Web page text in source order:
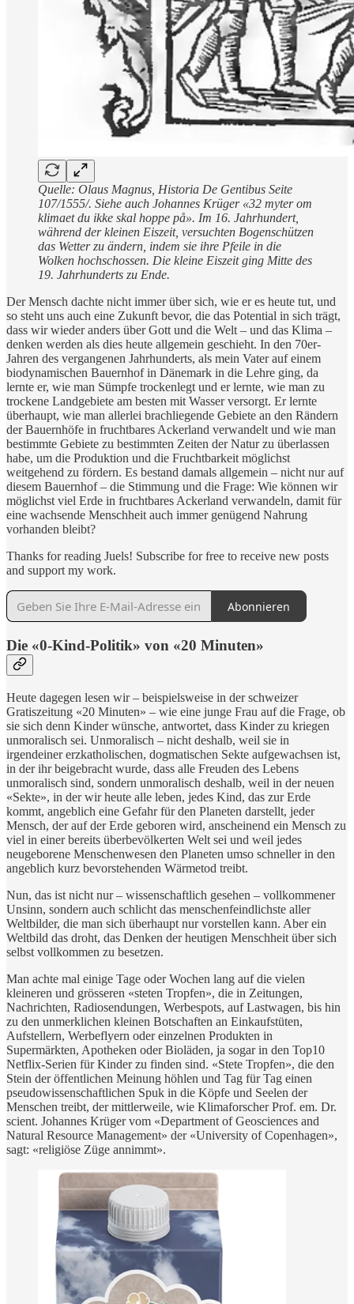
Quelle: Olaus Magnus, Historia De Gentibus Seite
107/1555/. Siehe auch Johannes Krüger «32 myter om
klimaet du ikke skal hoppe på». Im 16. Jahrhundert,
während der kleinen Eiszeit, versuchten Bogenschützen
das Wetter zu ändern, indem sie ihre Pfeile in die
Wolken hochschossen. Die kleine Eiszeit ging Mitte des
19. Jahrhunderts zu Ende.
Der Mensch dachte nicht immer über sich, wie er es heute tut, und
so steht uns auch eine Zukunft bevor, die das Potential in sich trägt,
dass wir wieder anders über Gott und die Welt – und das Klima –
denken werden als dies heute allgemein geschieht. In den 70er-
Jahren des vergangenen Jahrhunderts, als mein Vater auf einem
biodynamischen Bauernhof in Dänemark in die Lehre ging, da
lernte er, wie man Sümpfe trockenlegt und er lernte, wie man zu
trockene Landgebiete am besten mit Wasser versorgt. Er lernte
überhaupt, wie man allerlei brachliegende Gebiete an den Rändern
der Bauernhöfe in fruchtbares Ackerland verwandelt und wie man
bestimmte Gebiete zu bestimmten Zeiten der Natur zu überlassen
habe, um die Produktion und die Fruchtbarkeit möglichst
weitgehend zu fördern. Es bestand damals allgemein – nicht nur auf
diesem Bauernhof – die Stimmung und die Frage: Wie können wir
möglichst viel Erde in fruchtbares Ackerland verwandeln, damit für
eine wachsende Menschheit auch immer genügend Nahrung
vorhanden bleibt?
Thanks for reading Juels! Subscribe for free to receive new posts
and support my work.
Abonnieren
Die «0-Kind-Politik» von «20 Minuten»
Heute dagegen lesen wir – beispielsweise in der schweizer
Gratiszeitung «20 Minuten» – wie eine junge Frau auf die Frage, ob
sie sich denn Kinder wünsche, antwortet, dass Kinder zu kriegen
unmoralisch sei. Unmoralisch – nicht deshalb, weil sie in
irgendeiner erzkatholischen, dogmatischen Sekte aufgewachsen ist,
in der ihr beigebracht wurde, dass alle Freuden des Lebens
unmoralisch sind, sondern unmoralisch deshalb, weil in der neuen
«Sekte», in der wir heute alle leben, jedes Kind, das zur Erde
kommt, angeblich eine Gefahr für den Planeten darstellt, jeder
Mensch, der auf der Erde geboren wird, anscheinend ein Mensch zu
viel in einer bereits überbevölkerten Welt sei und weil jedes
neugeborene Menschenwesen den Planeten umso schneller in den
angeblich kurz bevorstehenden Wärmetod treibt.
Nun, das ist nicht nur – wissenschaftlich gesehen – vollkommener
Unsinn, sondern auch schlicht das menschenfeindlichste aller
Weltbilder, die man sich überhaupt nur vorstellen kann. Aber ein
Weltbild das droht, das Denken der heutigen Menschheit über sich
selbst vollkommen zu besetzen.
Man achte mal einige Tage oder Wochen lang auf die vielen
kleineren und grösseren «steten Tropfen», die in Zeitungen,
Nachrichten, Radiosendungen, Werbespots, auf Lastwagen, bis hin
zu den unmerklichen kleinen Botschaften an Einkaufstüten,
Aufstellern, Werbeflyern oder einzelnen Produkten in
Supermärkten, Apotheken oder Bioläden, ja sogar in den Top10
Netflix-Serien für Kinder zu finden sind. «Stete Tropfen», die den
Stein der öffentlichen Meinung höhlen und Tag für Tag einen
pseudowissenschaftlichen Spuk in die Köpfe und Seelen der
Menschen treibt, der mittlerweile, wie Klimaforscher Prof. em. Dr.
scient. Johannes Krüger vom «Department of Geosciences and
Natural Resource Management» der «University of Copenhagen»,
sagt: «religiöse Züge annimmt».